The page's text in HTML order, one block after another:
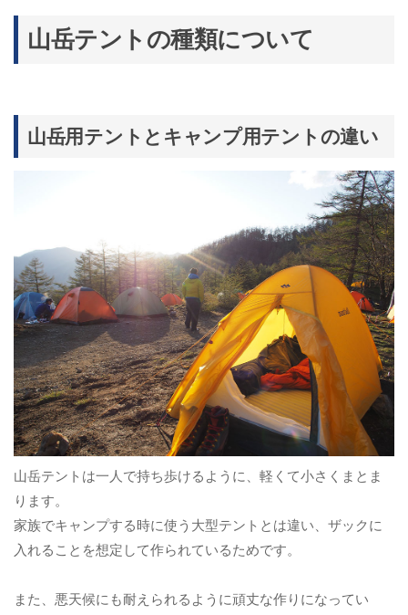
山岳テントの種類について
山岳用テントとキャンプ用テントの違い
山岳テントは一人で持ち歩けるように、軽くて小さくまとま
ります。
家族でキャンプする時に使う大型テントとは違い、ザックに
入れることを想定して作られているためです。
また、悪天候にも耐えられるように頑丈な作りになってい